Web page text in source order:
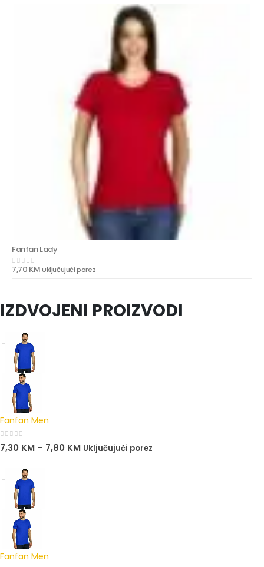
Fanfan Lady
0 out of 5
7,70 KMUključujući porez
IZDVOJENI PROIZVODI
Fanfan Men
0out of 5
7,30 KM – 7,80 KM Uključujući porez
Fanfan Men